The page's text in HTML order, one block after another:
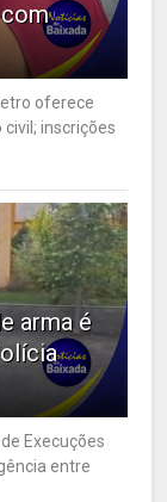
oferece
inscrições
arma é
Execuções
entre